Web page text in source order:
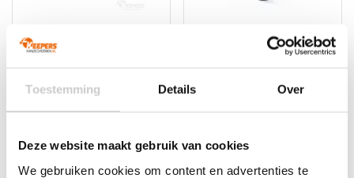
Toestemming Details Over
Deze website maakt gebruik van cookies
We gebruiken cookies om content en advertenties te
COMBIDEAL!
Combideal Pango & TC
2.0
€116,90Oorspronkelijke
was:
€116,90.
€105,21Huidige
is:
€105,21.
Keepersbidon – 500ml
€12,95Oorspronkelijke
was:
€12,95.
€9,95Huidige
€9,95.